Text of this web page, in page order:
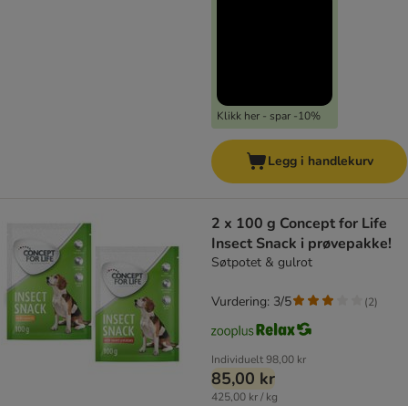
Klikk her - spar -10%
Legg i handlekurv
2 x 100 g Concept for Life
Insect Snack i prøvepakke!
Søtpotet & gulrot
Individuelt98,00 kr
85,00 kr
425,00 kr / kg
Vurdering: 3/5 (2)